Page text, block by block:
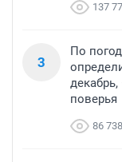
137
3
По
поверья
86 738